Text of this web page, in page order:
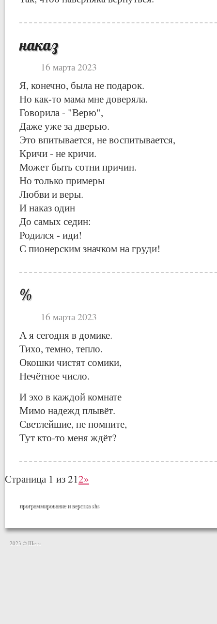
наказ
16 марта 2023
Я, конечно, была не подарок.
Но как-то мама мне доверяла.
Говорила - "Верю",
Даже уже за дверью.
Это впитывается, не воспитывается,
Кричи - не кричи.
Может быть сотни причин.
Но только примеры
Любви и веры.
И наказ один
До самых седин:
Родился - иди!
С пионерским значком на груди!
%
16 марта 2023
А я сегодня в домике.
Тихо, темно, тепло.
Окошки чистят сомики,
Нечётное число.
И эхо в каждой комнате
Мимо надежд плывёт.
Светлейшие, не помните,
Тут кто-то меня ждёт?
Страница 1 из 212»
программирование и версткаshs
2023 © Шетя